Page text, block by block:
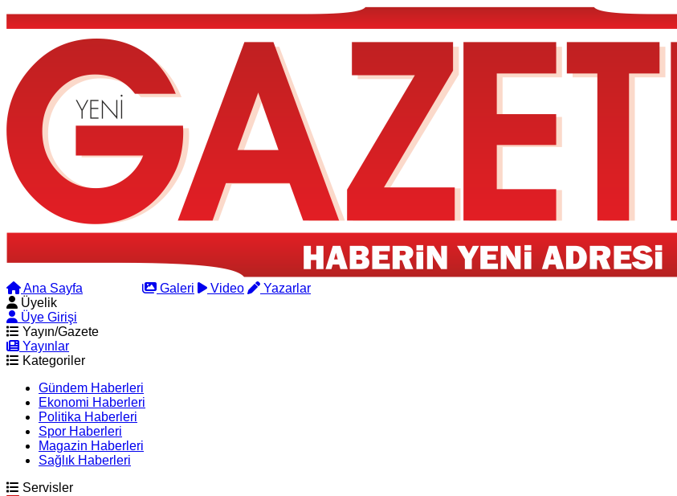
Ana Sayfa Galeri Video
Yazarlar
Üyelik
Üye Girişi
Yayın/Gazete
Yayınlar
Kategoriler
Gündem Haberleri
Ekonomi Haberleri
Politika Haberleri
Spor Haberleri
Magazin Haberleri
Sağlık Haberleri
Servisler